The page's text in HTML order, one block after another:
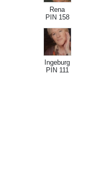
Rena
PIN 158
Ingeburg
PIN 111